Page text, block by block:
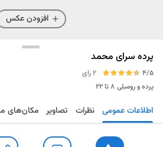
افزودن عکس
پرده سرای محمد
4/5
2 رای
پرده و رومبلی ۸ تا ۲۲
مسیریابی ذخیره ارسال اطلاعات عمومی نظرات تصاویر مکان‌های